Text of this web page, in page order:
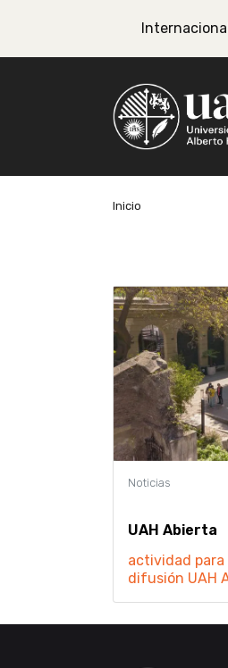
Inicio
UAH Abierta
actividad para
difusión UAH